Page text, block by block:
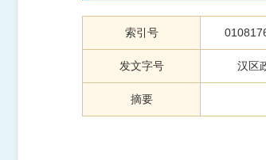
索引号
发文字号 汉区
摘要